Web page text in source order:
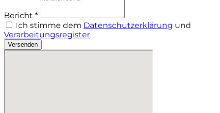
Bericht *
Ich stimme dem Datenschutzerklärung und
Verarbeitungsregister
Versenden